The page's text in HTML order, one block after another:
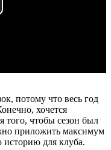
потому что весь год
хочется
того, чтобы сезон был
приложить максимум
историю для клуба.